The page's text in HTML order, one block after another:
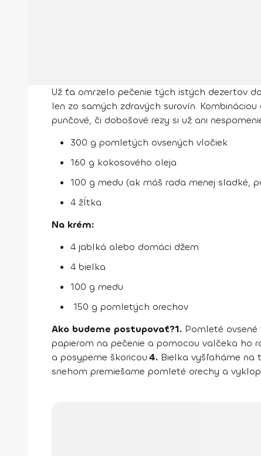
Už ťa omrzelo pečenie tých istých dezertov
len zo samých zdravých surovín.
punčové, či dobošové rezy si už ani
300 g pomletých ovsených vločiek
160 g kokosového oleja
100 g medu (ak máš rada menej sladké,
4 žĺtka
Na krém:
4 jablká alebo domáci džem
4 bielka
100 g medu
150 g pomletých orechov
Ako budeme postupovať?1. Pomleté
papierom na pečenie a pomocou valčeka ho
a posypeme škoricou.4. Bielka vyšľaháme na
snehom premiešame pomleté orechy a